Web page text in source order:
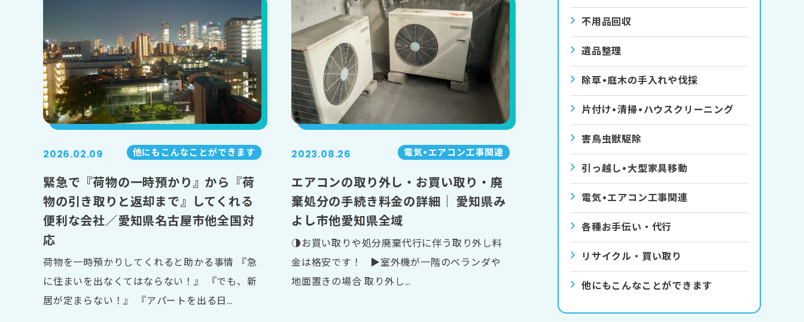
2026.02.09 他にもこんなことができます
緊急で『荷物の一時預かり』から『荷
物の引き取りと返却まで』してくれる
便利な会社／愛知県名古屋市他全国対
応
荷物を一時預かりしてくれると助かる事情 『急
に住まいを出なくてはならない！』 『でも、新
居が定まらない！』 『アパートを出る日…
2023.08.26 電気•エアコン⼯事関連
エアコンの取り外し・お買い取り・廃
棄処分の手続き料金の詳細｜ 愛知県み
よし市他愛知県全域
◑お買い取りや処分廃棄代行に伴う取り外し料
金は格安です！ ▶室外機が一階のベランダや
地面置きの場合 取り外し…
不用品回収
遺品整理
除草•庭⽊の⼿⼊れや伐採
⽚付け•清掃•ハウスクリーニング
害⿃⾍獣駆除
引っ越し•⼤型家具移動
電気•エアコン⼯事関連
各種お手伝い・代行
リサイクル・買い取り
他にもこんなことができます